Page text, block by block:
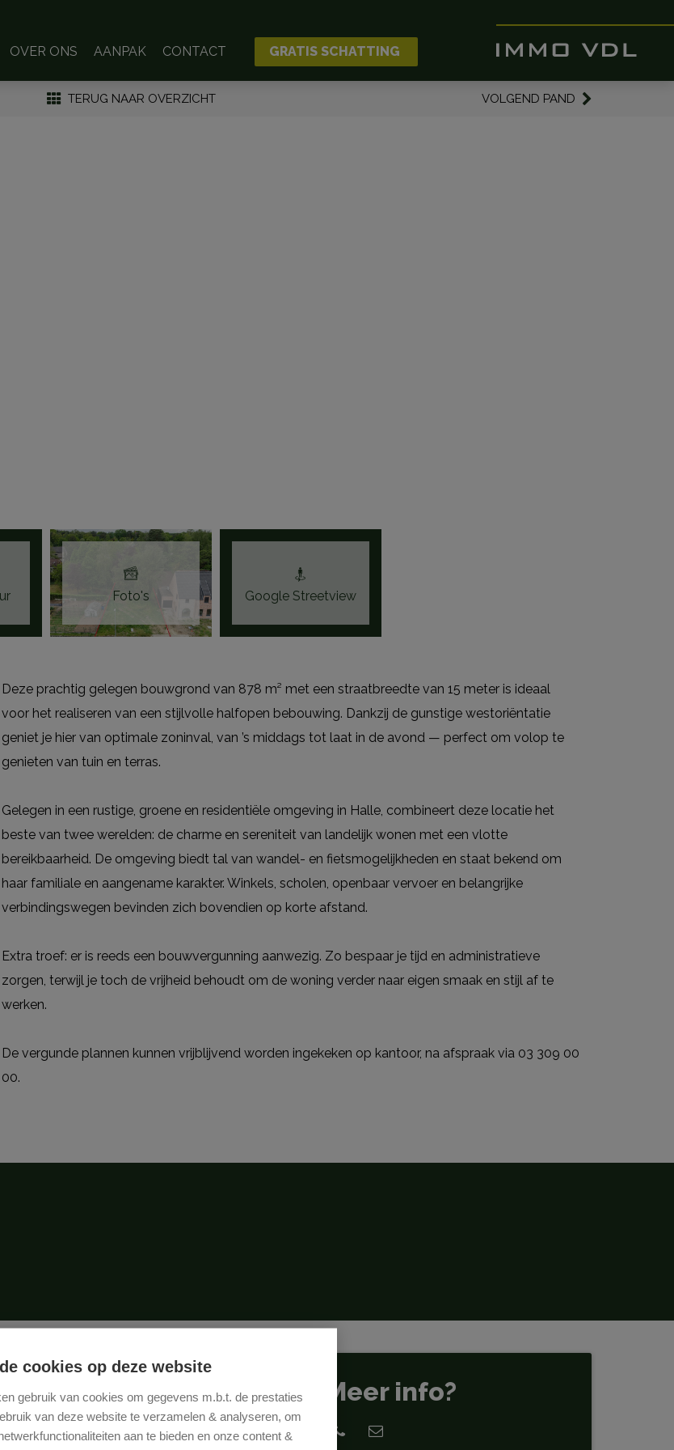
OVER ONS AANPAK CONTACT GRATIS SCHATTING
TERUG NAAR OVERZICHT VOLGEND PAND
Foto's Google Streetview
Deze prachtig gelegen bouwgrond van 878 m² met een straatbreedte van 15 meter is ideaal
voor het realiseren van een stijlvolle halfopen bebouwing. Dankzij de gunstige westoriëntatie
geniet je hier van optimale zoninval, van ’s middags tot laat in de avond — perfect om volop te
genieten van tuin en terras.
Gelegen in een rustige, groene en residentiële omgeving in Halle, combineert deze locatie het
beste van twee werelden: de charme en sereniteit van landelijk wonen met een vlotte
bereikbaarheid. De omgeving biedt tal van wandel- en fietsmogelijkheden en staat bekend om
haar familiale en aangename karakter. Winkels, scholen, openbaar vervoer en belangrijke
verbindingswegen bevinden zich bovendien op korte afstand.
Extra troef: er is reeds een bouwvergunning aanwezig. Zo bespaar je tijd en administratieve
zorgen, terwijl je toch de vrijheid behoudt om de woning verder naar eigen smaak en stijl af te
werken.
De vergunde plannen kunnen vrijblijvend worden ingekeken op kantoor, na afspraak via 03 309 00
00.
Meer info?
cookies op deze website
gebruik van cookies om gegevens m.b.t. de prestaties
van deze website te verzamelen & analyseren, om
aan te bieden en onze content &